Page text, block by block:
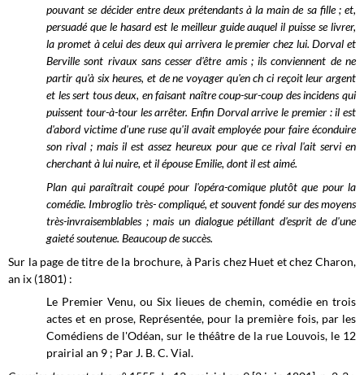
pouvant se décider entre deux prétendants à la main de sa fille ; et,
persuadé que le hasard est le meilleur guide auquel il puisse se livrer,
la promet à celui des deux qui arrivera le premier chez lui. Dorval et
Berville sont rivaux sans cesser d'être amis ; ils conviennent de ne
partir qu'à six heures, et de ne voyager qu'en ch ci reçoit leur argent
et les sert tous deux, en faisant naître coup-sur-coup des incidens qui
puissent tour-à-tour les arrêter. Enfin Dorval arrive le premier : il est
d'abord victime d'une ruse qu'il avait employée pour faire éconduire
son rival ; mais il est assez heureux pour que ce rival l'ait servi en
cherchant à lui nuire, et il épouse Emilie, dont il est aimé.
Plan qui paraîtrait coupé pour l'opéra-comique plutôt que pour la
comédie. Imbroglio très- compliqué, et souvent fondé sur des moyens
très-invraisemblables ; mais un dialogue pétillant d'esprit de d'une
gaieté soutenue. Beaucoup de succès.
Sur la page de titre de la brochure, à Paris chez Huet et chez Charon,
an ix (1801) :
Le Premier Venu, ou Six lieues de chemin, comédie en trois
actes et en prose, Représentée, pour la première fois, par les
Comédiens de l'Odéan, sur le théâtre de la rue Louvois, le 12
prairial an 9 ; Par J. B. C. Vial.